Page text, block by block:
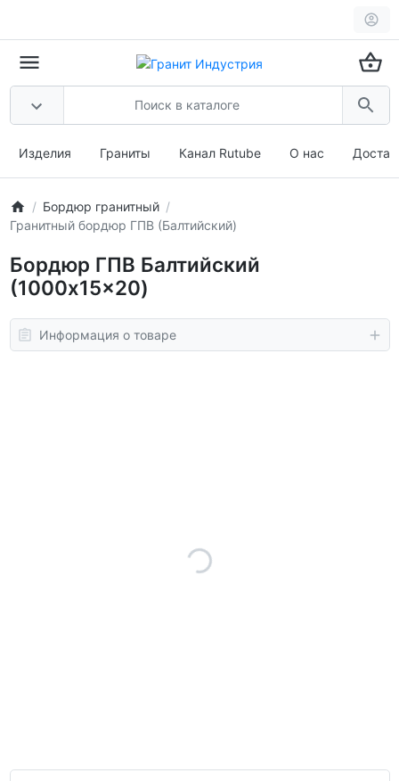
Изделия Граниты Канал Rutube О нас
Бордюр гранитный
Гранитный бордюр ГПВ (Балтийский)
Бордюр ГПВ Балтийский
(1000x15x20)
Информация о товаре